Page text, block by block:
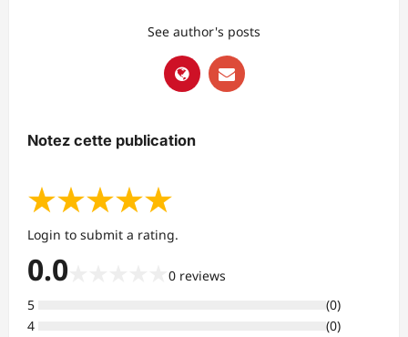
See author's posts
Notez cette publication
★★★★★
Login to submit a rating.
0.0 0 reviews
5
(0)
4
(0)